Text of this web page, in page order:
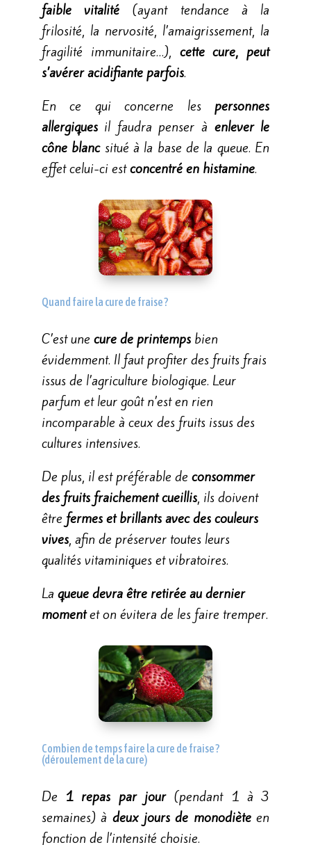
faible vitalité (ayant tendance à la
frilosité, la nervosité, l’amaigrissement, la
fragilité immunitaire…), cette cure, peut
s’avérer acidifiante parfois.
En ce qui concerne les personnes
allergiquesil faudra penser à enlever le
cône blancsitué à la base de la queue. En
effet celui-ci estconcentré en histamine.
Quand faire la cure de fraise ?
C’est une cure de printempsbien
évidemment. Il faut profiter des fruits frais
issus de l’agriculture biologique. Leur
parfum et leur goût n’est en rien
incomparable à ceux des fruits issus des
cultures intensives.
De plus, il est préférable de consommer
des fruits fraichement cueillis, ils doivent
être fermes et brillants avec des couleurs
vives, afin de préserver toutes leurs
qualités vitaminiques et vibratoires.
La queue devra être retirée au dernier
momentet on évitera de les faire tremper.
Combien de temps faire la cure de fraise ?
(déroulement de la cure)
De 1 repas par jour(pendant 1 à 3
semaines) à deux jours de monodièteen
fonction de l’intensité choisie.